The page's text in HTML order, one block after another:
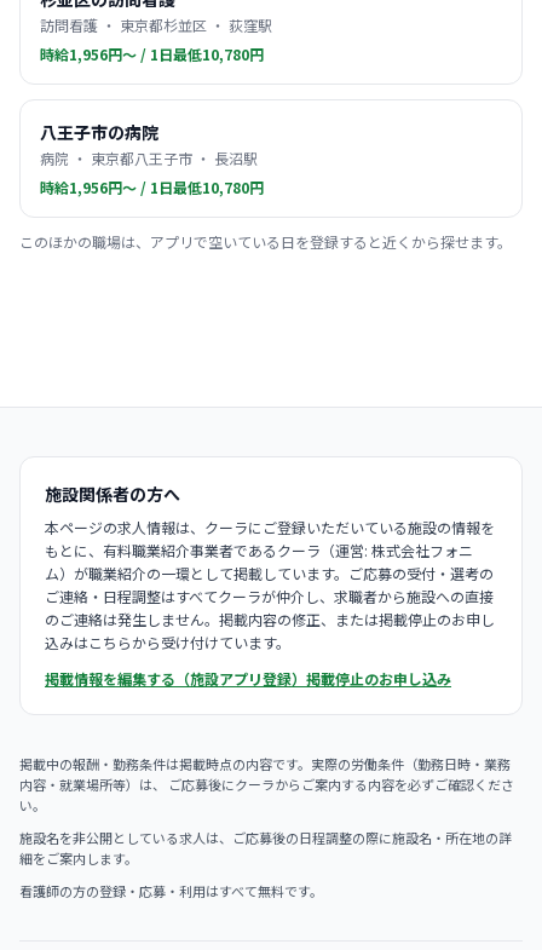
訪問看護 ・ 東京都杉並区 ・ 荻窪駅
時給1,956円〜 / 1日最低10,780円
八王子市の病院
病院 ・ 東京都八王子市 ・ 長沼駅
時給1,956円〜 / 1日最低10,780円
このほかの職場は、アプリで空いている日を登録すると近くから探せます。
施設関係者の方へ
本ページの求人情報は、クーラにご登録いただいている施設の情報を
もとに、有料職業紹介事業者であるクーラ（運営: 株式会社フォニ
ム）が職業紹介の一環として掲載しています。ご応募の受付・選考の
ご連絡・日程調整はすべてクーラが仲介し、求職者から施設への直接
のご連絡は発生しません。掲載内容の修正、または掲載停止のお申し
込みはこちらから受け付けています。
掲載情報を編集する（施設アプリ登録） 掲載停止のお申し込み
掲載中の報酬・勤務条件は掲載時点の内容です。実際の労働条件（勤務日時・業務
内容・就業場所等）は、 ご応募後にクーラからご案内する内容を必ずご確認くださ
い。
施設名を非公開としている求人は、ご応募後の日程調整の際に施設名・所在地の詳
細をご案内します。
看護師の方の登録・応募・利用はすべて無料です。